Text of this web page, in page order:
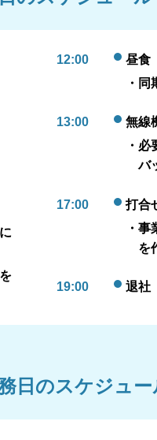
12:00
昼食
・
13:00
無線
・
バ
17:00
打合
・
を
19:00 退社
日のスケジュー